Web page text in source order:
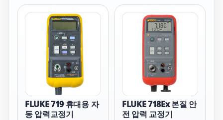
스 상거래에 이상적인 도구
로, 두 개의 절연 압력 센서
가 장착되어 있어 정압과
차압을 하나의 도구로 동시
에 측정할 수 있습니다.
프 교정기를 포함하여 고정
밀 트랜스미터, 압력 스위
치 및 압력 게이지를 교정
할 수 있는 더욱 이상적인
테스트 도구입니다.
FLUKE 719 휴대용 자
동 압력교정기
FLUKE 718Ex 본질 안
전 압력 교정기